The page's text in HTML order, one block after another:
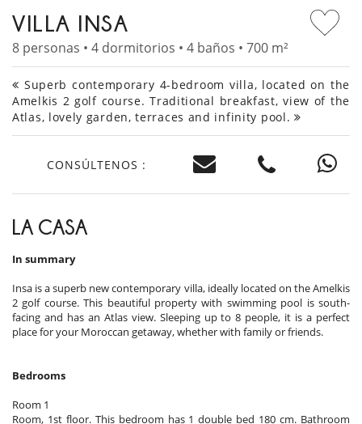
VILLA INSA
8 personas • 4 dormitorios • 4 baños • 700 m²
Superb contemporary 4-bedroom villa, located on the
Amelkis 2 golf course. Traditional breakfast, view of the
Atlas, lovely garden, terraces and infinity pool.
CONSÚLTENOS :
LA CASA
In summary
Insa is a superb new contemporary villa, ideally located on the Amelkis
2 golf course. This beautiful property with swimming pool is south-
facing and has an Atlas view. Sleeping up to 8 people, it is a perfect
place for your Moroccan getaway, whether with family or friends.
Bedrooms
Room 1
Room, 1st floor. This bedroom has 1 double bed 180 cm. Bathroom